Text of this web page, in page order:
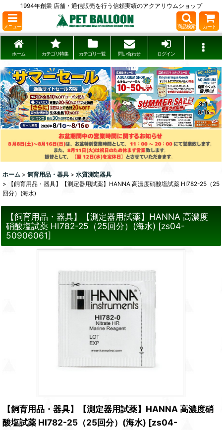
1994年創業 店舗・通信販売を行う信頼実績のアクアリウムショップ
メニュー 商品検索 カート
ホーム カテゴリ特集 カテゴリ一覧 問い合わせ ログイン
ホーム > 飼育用品・器具 > 水質測定器具
>
【飼育用品・器具】【測定器用試薬】HANNA 高濃度硝酸塩試薬 HI782-25（25
回分）(海水)
【飼育用品・器具】【測定器用試薬】HANNA 高濃度
硝酸塩試薬 HI782-25（25回分）(海水) [zs04-
50906061]
【飼育用品・器具】【測定器用試薬】HANNA 高濃度硝
酸塩試薬 HI782-25（25回分）(海水) [zs04-